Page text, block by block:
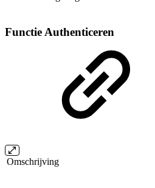
Functie Authenticeren
Omschrijving